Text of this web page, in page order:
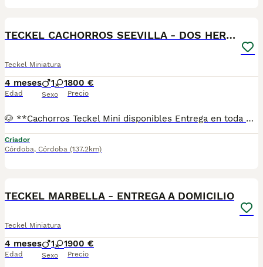
TECKEL CACHORROS SEEVILLA - DOS HERMANAS
Teckel Miniatura
4 meses
Edad
1 1
Sexo
800 €
Precio
🐶 **Cachorros Teckel Mini disponibles Entrega en toda España** Si buscas un Teckel Mini criado con dedicación, salud y una excelente socialización desde sus primeras semanas de vida, estaremos encantados de ayudarte. 🚚 Realizamos entregas en toda España, con especial frecuencia en **Andalucía**: Sevilla, Málaga, Cádiz, Córdoba, Granada, Jaén, Huelva y Almería. También entregamos habitualmente en Marbella, Jerez de la Frontera, Estepona, Fuengirola, Benalmádena, Mijas, Dos Hermanas y cualquier punto de España. **Entrega 100% a contrarreembolso.** No tendrás que adelantar el importe del cachorro. Lo recibirás en la puerta de tu casa mediante transporte especializado y podrás comprobar que todo está correcto antes de realizar el pago. Nuestros cachorros se entregan: ✅ Vacunados y desparasitados según su edad. ✅ Con microchip, cartilla veterinaria y documentación al día. ✅ Revisados veterinariamente antes de salir de nuestras instalaciones. ✅ Procedentes de excelentes líneas, seleccionadas por salud, carácter y morfología. ✅ Perfectamente socializados y acostumbrados al contacto diario con personas. ✅ Iniciados en el aprendizaje para hacer sus necesidades sobre empapador, facilitando su adaptación al nuevo hogar. ✅ Con asesoramiento personalizado antes y después de la entrega. Nuestro objetivo no es vender un cachorro más. Queremos que cada familia reciba un compañero sano, equilibrado y criado con el máximo cuidado desde el primer día. 📩 Si deseas fotografías, vídeos o más información, escríbenos por privado. Estaremos encantados de ayudarte a encontrar el compañero perfecto670864332
Criador
Córdoba, Córdoba (137.2km)
TECKEL MARBELLA - ENTREGA A DOMICILIO
Teckel Miniatura
4 meses
Edad
1 1
Sexo
900 €
Precio